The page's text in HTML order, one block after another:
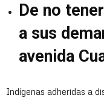
De no
a sus
avenida
Indígenas adheridas a